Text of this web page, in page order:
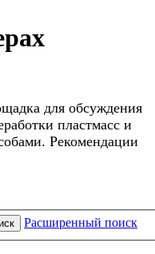
для обсуждения
пластмасс и
Рекомендации
Расширенный поиск